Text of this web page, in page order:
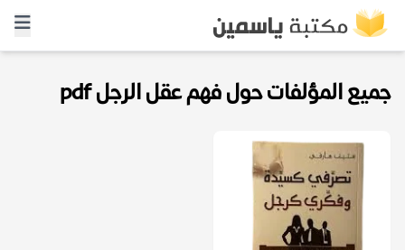
جميع المؤلفات حول فهم عقل الرجل pdf